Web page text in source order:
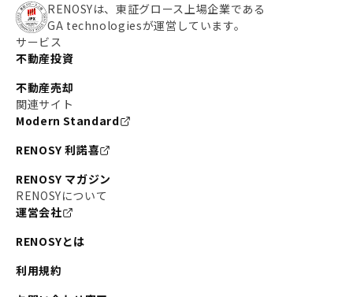
RENOSYは、東証グロース上場企業である
GA technologiesが運営しています。
サービス
不動産投資
不動産売却
関連サイト
Modern Standard
RENOSY 利諾喜
RENOSY マガジン
RENOSYについて
運営会社
RENOSYとは
利用規約